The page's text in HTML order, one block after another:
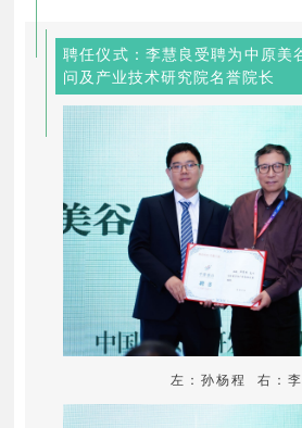
聘任仪式：李慧良受聘为中原美
问及产业技术研究院名誉院长
左：孙杨程 右：李